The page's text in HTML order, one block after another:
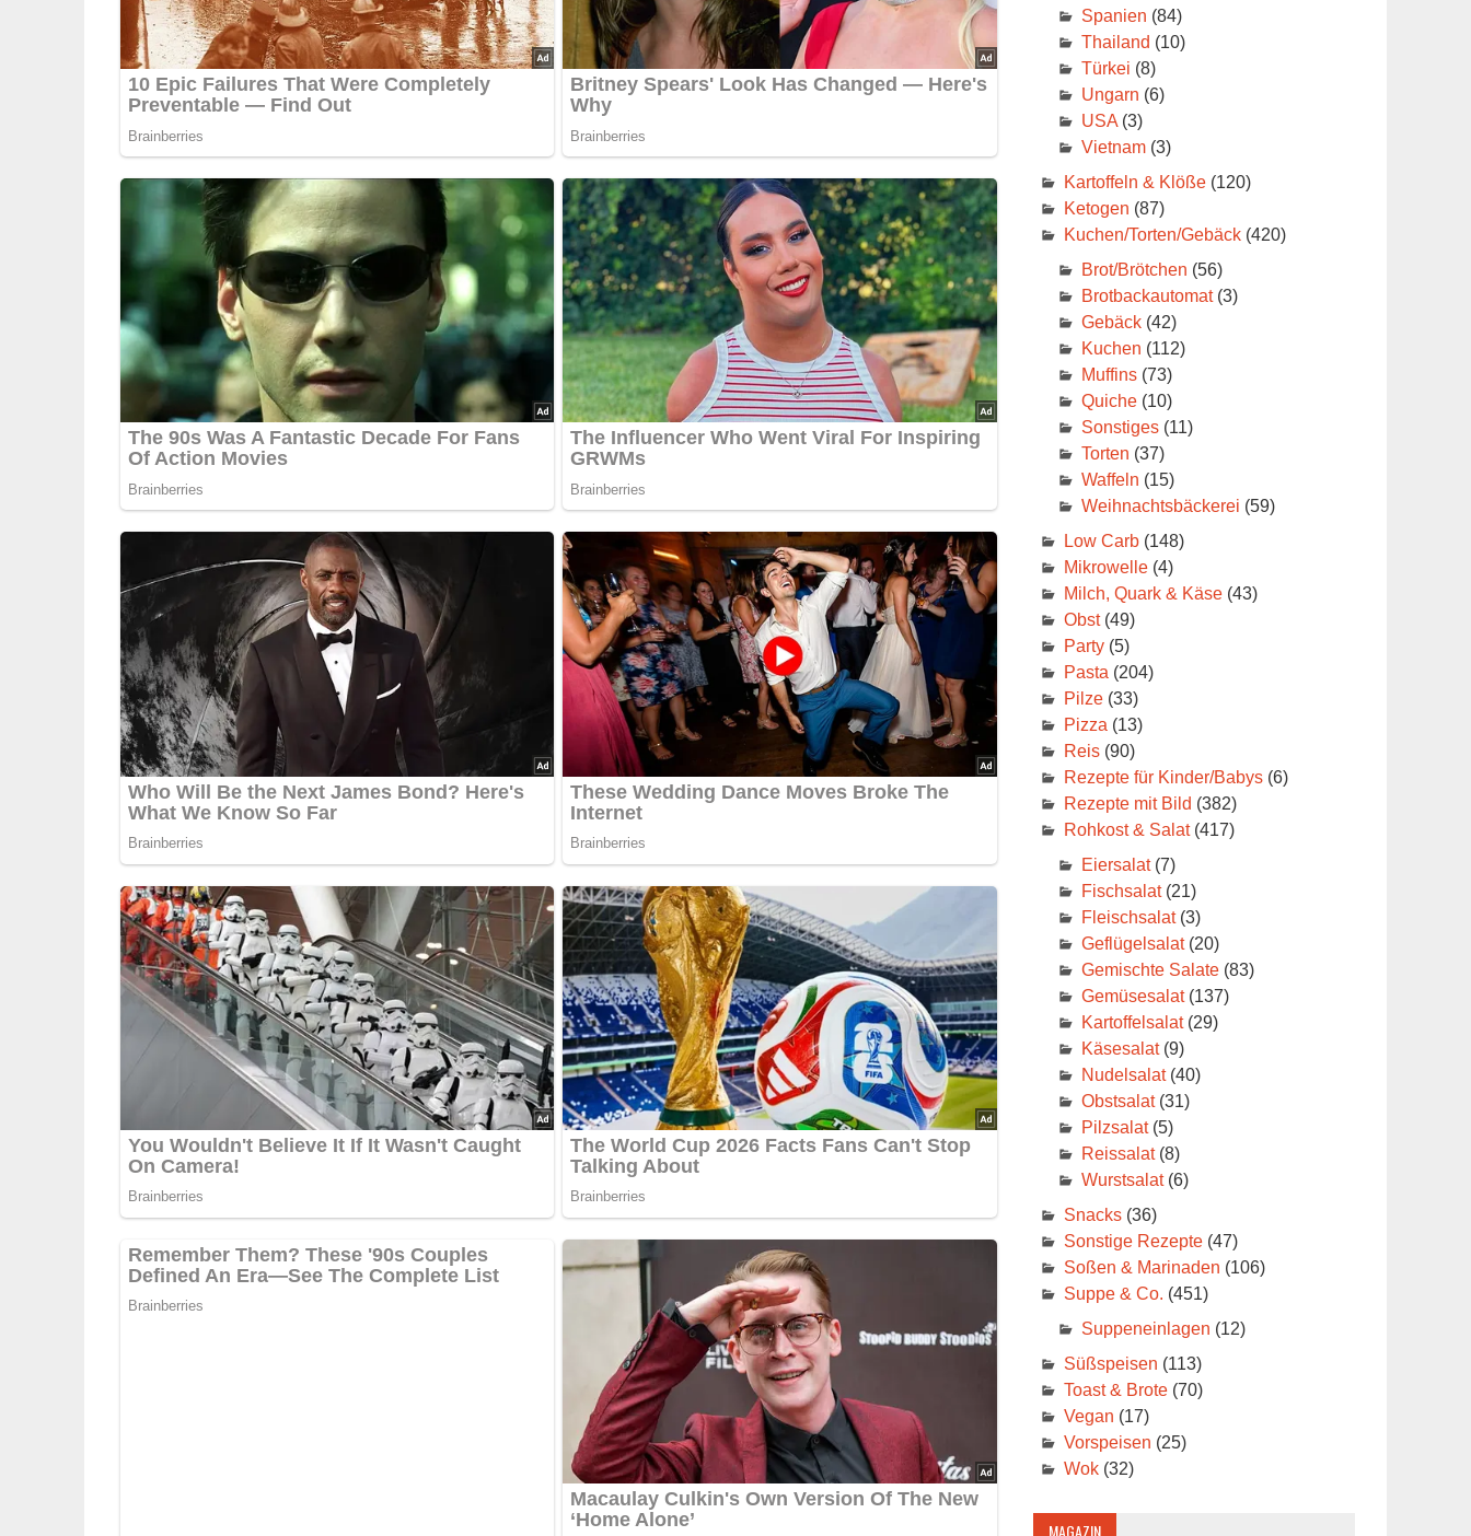
Spanien (84)
Thailand (10)
Türkei (8)
Ungarn (6)
USA(3)
Vietnam(3)
Kartoffeln & Klöße(120)
Ketogen (87)
Kuchen/Torten/Gebäck(420)
Brot/Brötchen (56)
Brotbackautomat(3)
Gebäck(42)
Kuchen (112)
Muffins(73)
Quiche(10)
Sonstiges(11)
Torten (37)
Waffeln (15)
Weihnachtsbäckerei (59)
Low Carb(148)
Mikrowelle(4)
Milch, Quark & Käse(43)
Obst(49)
Party(5)
Pasta (204)
Pilze(33)
Pizza (13)
Reis(90)
Rezepte für Kinder/Babys(6)
Rezepte mit Bild (382)
Rohkost & Salat(417)
Eiersalat(7)
Fischsalat(21)
Fleischsalat(3)
Geflügelsalat(20)
Gemischte Salate(83)
Gemüsesalat(137)
Kartoffelsalat(29)
Käsesalat(9)
Nudelsalat(40)
Obstsalat(31)
Pilzsalat(5)
Reissalat(8)
Wurstsalat(6)
Snacks(36)
Sonstige Rezepte(47)
Soßen & Marinaden (106)
Suppe & Co. (451)
Suppeneinlagen (12)
Süßspeisen (113)
Toast & Brote(70)
Vegan (17)
Vorspeisen (25)
Wok(32)